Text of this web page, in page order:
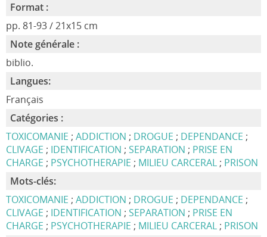
Format :
pp. 81-93 / 21x15 cm
Note générale :
biblio.
Langues:
Français
Catégories :
TOXICOMANIE ; ADDICTION ; DROGUE ; DEPENDANCE ;
CLIVAGE ; IDENTIFICATION ; SEPARATION ; PRISE EN
CHARGE ; PSYCHOTHERAPIE ; MILIEU CARCERAL; PRISON
Mots-clés:
TOXICOMANIE ; ADDICTION ; DROGUE ; DEPENDANCE ;
CLIVAGE ; IDENTIFICATION ; SEPARATION ; PRISE EN
CHARGE ; PSYCHOTHERAPIE ; MILIEU CARCERAL ; PRISON